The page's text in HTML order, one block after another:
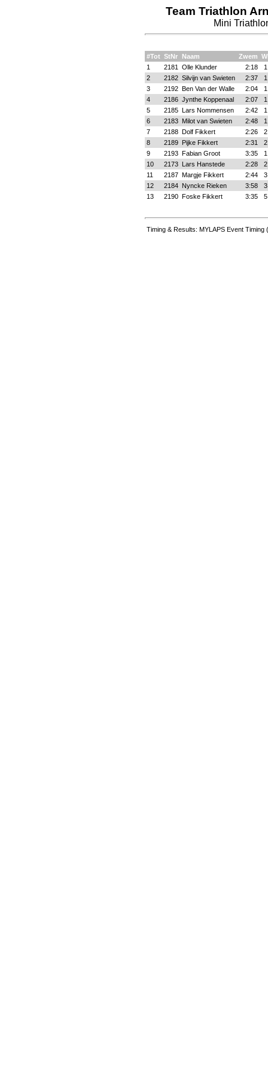
Team Triathlon
Mini
#Tot StNr Naam Zwem
1
2181 Olle Klunder 2:18
2
2182 Silvijn van Swieten 2:37
3
2192 Ben Van der Walle 2:04
4
2186 Jynthe Koppenaal 2:07
5
2185 Lars Nommensen 2:42
6
2183 Milot van Swieten 2:48
7
2188 Dolf Fikkert 2:26
8
2189 Pijke Fikkert 2:31
9
2193 Fabian Groot 3:35
10
2173 Lars Hanstede 2:28
11
2187 Margje Fikkert 2:44
12
2184 Nyncke Rieken 3:58
13
2190 Foske Fikkert 3:35
Timing & Results: MYLAPS Event Timing